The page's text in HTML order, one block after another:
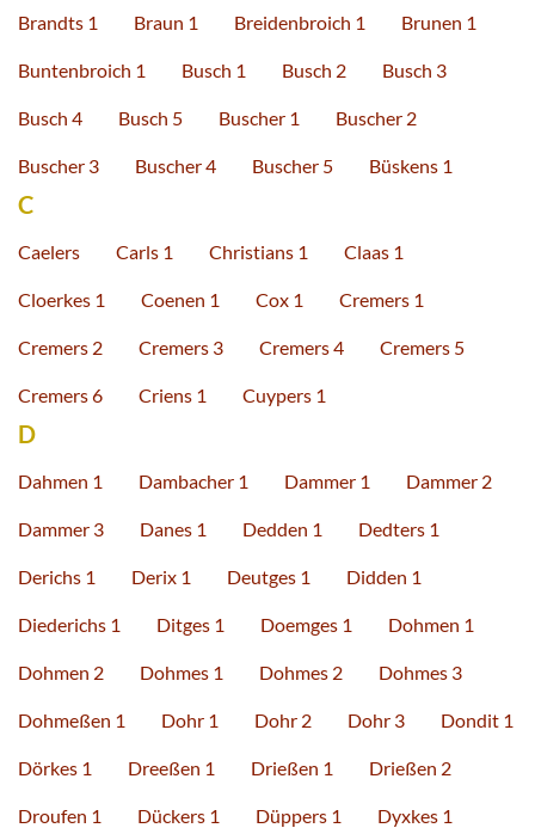
Brandts 1 Braun 1 Breidenbroich 1 Brunen 1
Buntenbroich 1 Busch 1 Busch 2 Busch 3
Busch 4 Busch 5 Buscher 1 Buscher 2
Buscher 3 Buscher 4 Buscher 5 Büskens 1
C
Caelers Carls 1 Christians 1 Claas 1
Cloerkes 1 Coenen 1 Cox 1 Cremers 1
Cremers 2 Cremers 3 Cremers 4 Cremers 5
Cremers 6 Criens 1 Cuypers 1
D
Dahmen 1 Dambacher 1 Dammer 1 Dammer 2
Dammer 3 Danes 1 Dedden 1 Dedters 1
Derichs 1 Derix 1 Deutges 1 Didden 1
Diederichs 1 Ditges 1 Doemges 1 Dohmen 1
Dohmen 2 Dohmes 1 Dohmes 2 Dohmes 3
Dohmeßen 1 Dohr 1 Dohr 2 Dohr 3 Dondit 1
Dörkes 1 Dreeßen 1 Drießen 1 Drießen 2
Droufen 1 Dückers 1 Düppers 1 Dyxkes 1